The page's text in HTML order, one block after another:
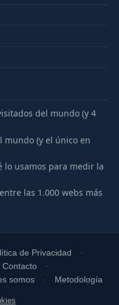
del mundo (y 4
mundo (y el único en
lo usamos para medir la
las 1.000 webs más
de Privacidad
Contacto
somos Metodología